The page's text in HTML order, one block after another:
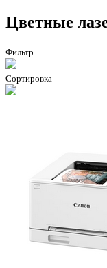
Цветные
Фильтр
Сортировка